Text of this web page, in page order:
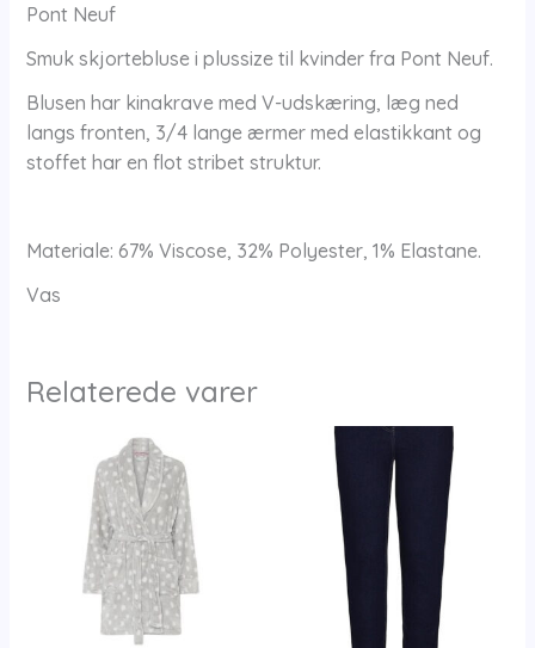
Pont Neuf
Smuk skjortebluse i plussize til kvinder fra Pont Neuf.
Blusen har kinakrave med V-udskæring, læg ned
langs fronten, 3/4 lange ærmer med elastikkant og
stoffet har en flot stribet struktur.
Materiale: 67% Viscose, 32% Polyester, 1% Elastane.
Vas
Relaterede varer